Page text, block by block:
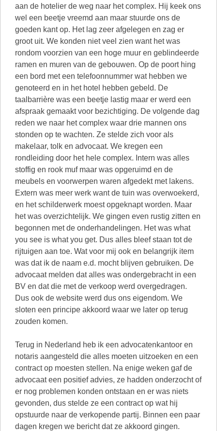
aan de hotelier de weg naar het complex. Hij keek ons
wel een beetje vreemd aan maar stuurde ons de
goeden kant op. Het lag zeer afgelegen en zag er
groot uit. We konden niet veel zien want het was
rondom voorzien van een hoge muur en geblindeerde
ramen en muren van de gebouwen. Op de poort hing
een bord met een telefoonnummer wat hebben we
genoteerd en in het hotel hebben gebeld. De
taalbarrière was een beetje lastig maar er werd een
afspraak gemaakt voor bezichtiging. De volgende dag
reden we naar het complex waar drie mannen ons
stonden op te wachten. Ze stelde zich voor als
makelaar, tolk en advocaat. We kregen een
rondleiding door het hele complex. Intern was alles
stoffig en rook muf maar was opgeruimd en de
meubels en voorwerpen waren afgedekt met lakens.
Extern was meer werk want de tuin was overwoekerd,
en het schilderwerk moest opgeknapt worden. Maar
het was overzichtelijk. We gingen even rustig zitten en
begonnen met de onderhandelingen. Het was what
you see is what you get. Dus alles bleef staan tot de
rijtuigen aan toe. Wat voor mij ook en belangrijk item
was dat ik de naam e.d. mocht blijven gebruiken. De
advocaat melden dat alles was ondergebracht in een
BV en dat die met de verkoop werd overgedragen.
Dus ook de website werd dus ons eigendom. We
sloten een principe akkoord waar we later op terug
zouden komen.
Terug in Nederland heb ik een advocatenkantoor en
notaris aangesteld die alles moeten uitzoeken en een
contract op moesten stellen. Na enige weken gaf de
advocaat een positief advies, ze hadden onderzocht of
er nog problemen konden ontstaan en er was niets
gevonden, dus stelde ze een contract op wat hij
opstuurde naar de verkopende partij. Binnen een paar
dagen kregen we bericht dat ze akkoord gingen.